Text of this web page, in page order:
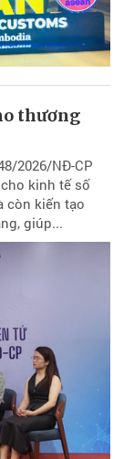
thương
2026/NĐ-CP
kinh tế số
còn kiến tạo
giúp...